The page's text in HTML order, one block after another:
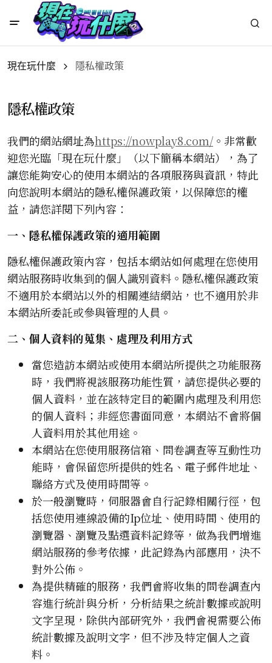
現在玩什麼 隱私權政策
隱私權政策
我們的網站網址為https://nowplay8.com/ 。非常歡
迎您光臨「現在玩什麼」（以下簡稱本網站），為了
讓您能夠安心的使用本網站的各項服務與資訊，特此
向您說明本網站的隱私權保護政策，以保障您的權
益，請您詳閱下列內容：
一、隱私權保護政策的適用範圍
隱私權保護政策內容，包括本網站如何處理在您使用
網站服務時收集到的個人識別資料。隱私權保護政策
不適用於本網站以外的相關連結網站，也不適用於非
本網站所委託或參與管理的人員。
二、個人資料的蒐集、處理及利用方式
當您造訪本網站或使用本網站所提供之功能服務
時，我們將視該服務功能性質，請您提供必要的
個人資料，並在該特定目的範圍內處理及利用您
的個人資料；非經您書面同意，本網站不會將個
人資料用於其他用途。
本網站在您使用服務信箱、問卷調查等互動性功
能時，會保留您所提供的姓名、電子郵件地址、
聯絡方式及使用時間等。
於一般瀏覽時，伺服器會自行記錄相關行徑，包
括您使用連線設備的Ip位址、使用時間、使用的
瀏覽器、瀏覽及點選資料記錄等，做為我們增進
網站服務的參考依據，此記錄為內部應用，決不
對外公佈。
為提供精確的服務，我們會將收集的問卷調查內
容進行統計與分析，分析結果之統計數據或說明
文字呈現，除供內部研究外，我們會視需要公佈
統計數據及說明文字，但不涉及特定個人之資
料。